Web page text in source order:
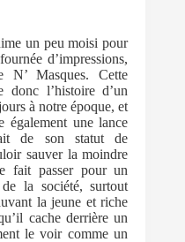
un peu moisi pour
d’impressions,
N’ Masques. Cette
donc l’histoire d’un
à notre époque, et
également une lance
de son statut de
sauver la moindre
fait passer pour un
la société, surtout
la jeune et riche
cache derrière un
le voir comme un